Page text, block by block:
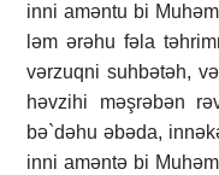
inni aməntu bi
ləm ərəhu fəla
vərzuqni suhbətəh,
həvzihi məşrəbən
bə`­dəhu əbəda,
inni amən­tə bi